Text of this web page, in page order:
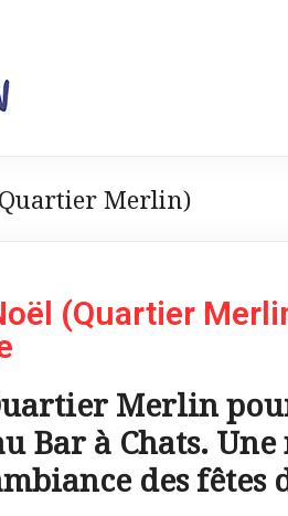
Merlin)
(Quartier
Merlin
Bar à Chats.
des fêtes